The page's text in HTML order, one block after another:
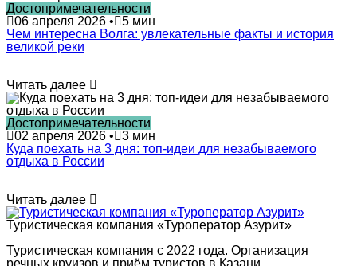
Достопримечательности
06 апреля 2026 •
5 мин
Чем интересна Волга: увлекательные факты и история
великой реки
Читать далее
Достопримечательности
02 апреля 2026 •
3 мин
Куда поехать на 3 дня: топ-идеи для незабываемого
отдыха в России
Читать далее
Туристическая компания «Туроператор Азурит»
Туристическая компания с 2022 года. Организация
речных круизов и приём туристов в Казани.